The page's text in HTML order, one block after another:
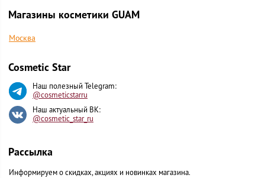
Магазины косметики GUAM
Москва
Cosmetic Star
Наш полезный Telegram:
@cosmeticstarru
Наш актуальный ВК:
@cosmetic_star_ru
Рассылка
Информируем о скидках, акциях и новинках магазина.